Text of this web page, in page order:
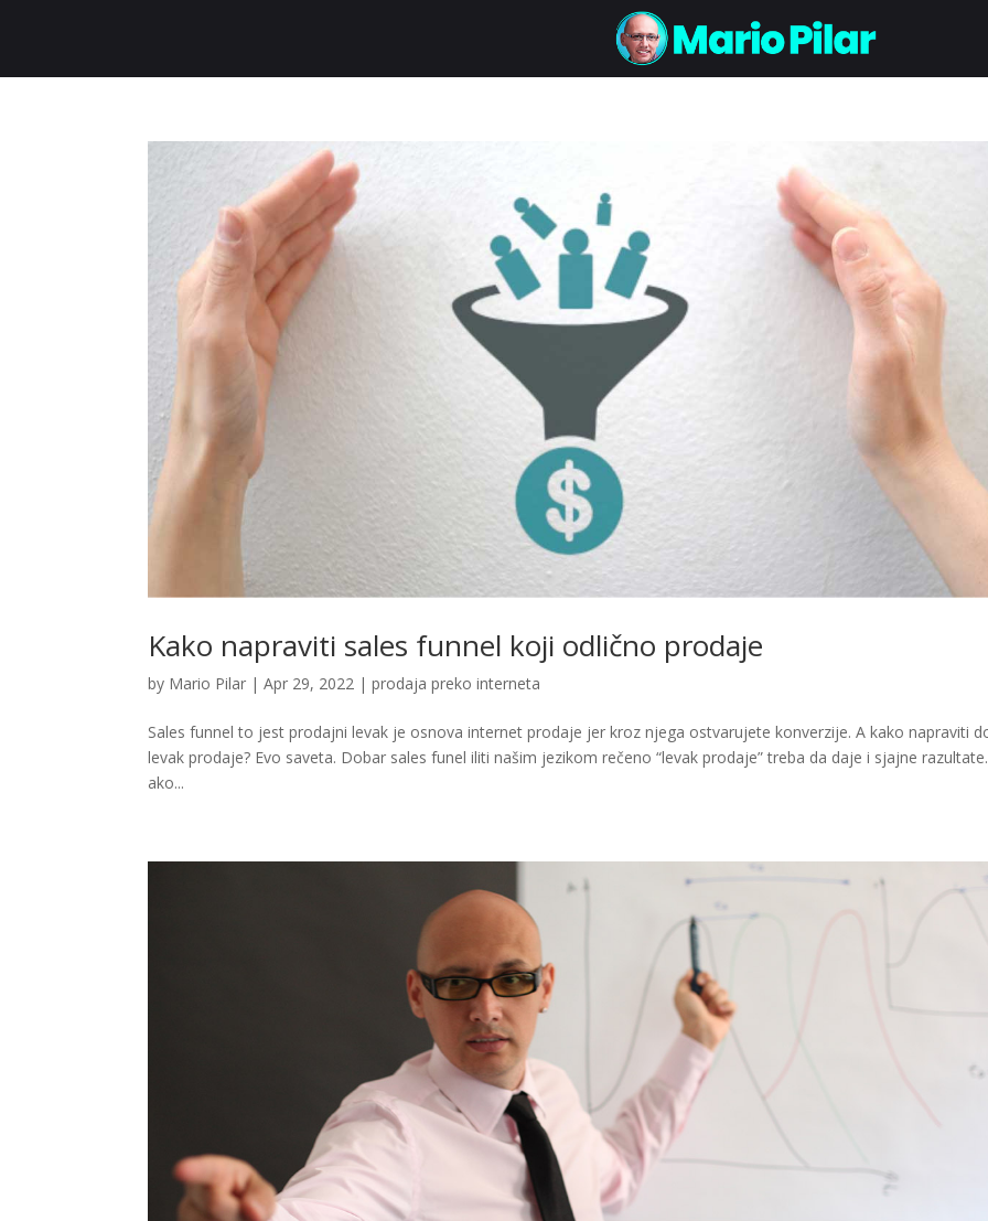
Kako napraviti sales funnel koji odlično prodaje
by Mario Pilar |Apr 29, 2022 |prodaja preko interneta
Sales funnel to jest prodajni levak je osnova internet prodaje jer kroz njega ostvarujete konverzije. A kako napraviti
levak prodaje? Evo saveta. Dobar sales funel iliti našim jezikom rečeno “levak prodaje” treba da daje i sjajne
ako...